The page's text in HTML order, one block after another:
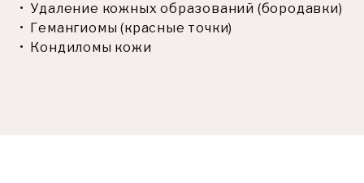
•  Удаление кожных образований (бородавки)
•  Гемангиомы (красные точки)
•  Кондиломы кожи